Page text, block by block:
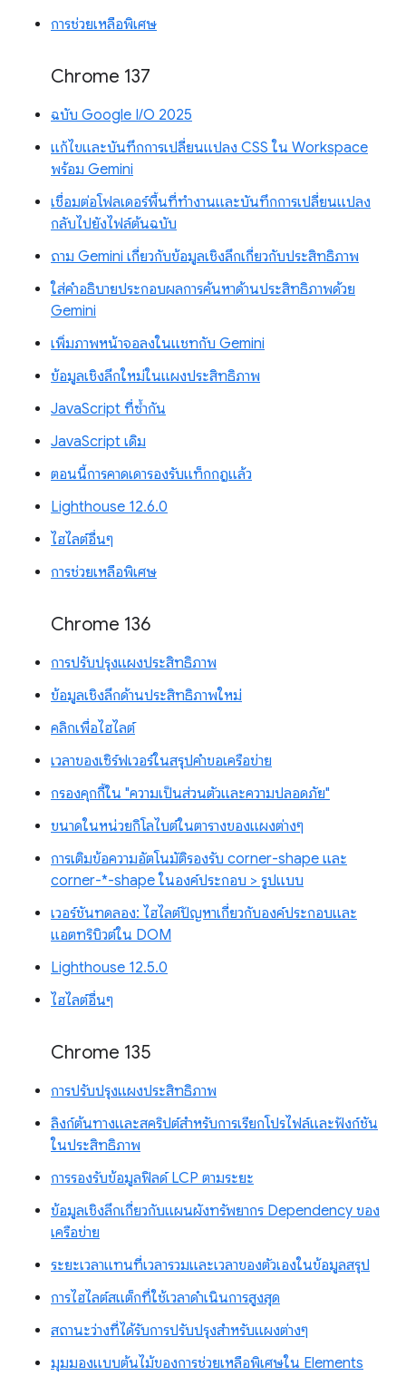
การช่วยเหลือพิเศษ
Chrome 137
ฉบับ Google I/O 2025
แก้ไขและบันทึกการเปลี่ยนแปลง CSS ใน Workspace
พร้อม Gemini
เชื่อมต่อโฟลเดอร์พื้นที่ทำงานและบันทึกการเปลี่ยนแปลง
กลับไปยังไฟล์ต้นฉบับ
ถาม Gemini เกี่ยวกับข้อมูลเชิงลึกเกี่ยวกับประสิทธิภาพ
ใส่คำอธิบายประกอบผลการค้นหาด้านประสิทธิภาพด้วย
Gemini
เพิ่มภาพหน้าจอลงในแชทกับ Gemini
ข้อมูลเชิงลึกใหม่ในแผงประสิทธิภาพ
JavaScript ที่ซ้ำกัน
JavaScript เดิม
ตอนนี้การคาดเดารองรับแท็กกฎแล้ว
Lighthouse 12.6.0
ไฮไลต์อื่นๆ
การช่วยเหลือพิเศษ
Chrome 136
การปรับปรุงแผงประสิทธิภาพ
ข้อมูลเชิงลึกด้านประสิทธิภาพใหม่
คลิกเพื่อไฮไลต์
เวลาของเซิร์ฟเวอร์ในสรุปคำขอเครือข่าย
กรองคุกกี้ใน "ความเป็นส่วนตัวและความปลอดภัย"
ขนาดในหน่วยกิโลไบต์ในตารางของแผงต่างๆ
การเติมข้อความอัตโนมัติรองรับ corner-shape และ
corner-*-shape ในองค์ประกอบ > รูปแบบ
เวอร์ชันทดลอง: ไฮไลต์ปัญหาเกี่ยวกับองค์ประกอบและ
แอตทริบิวต์ใน DOM
Lighthouse 12.5.0
ไฮไลต์อื่นๆ
Chrome 135
การปรับปรุงแผงประสิทธิภาพ
ลิงก์ต้นทางและสคริปต์สำหรับการเรียกโปรไฟล์และฟังก์ชัน
ในประสิทธิภาพ
การรองรับข้อมูลฟิลด์ LCP ตามระยะ
ข้อมูลเชิงลึกเกี่ยวกับแผนผังทรัพยากร Dependency ของ
เครือข่าย
ระยะเวลาแทนที่เวลารวมและเวลาของตัวเองในข้อมูลสรุป
การไฮไลต์สแต็กที่ใช้เวลาดำเนินการสูงสุด
สถานะว่างที่ได้รับการปรับปรุงสำหรับแผงต่างๆ
มุมมองแบบต้นไม้ของการช่วยเหลือพิเศษใน Elements